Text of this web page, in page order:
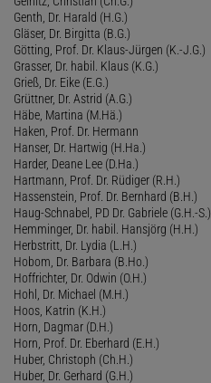
Genth, Dr. Harald (H.G.)
Gläser, Dr. Birgitta (B.G.)
Götting, Prof. Dr. Klaus-Jürgen (K.-J.G.)
Grasser, Dr. habil. Klaus (K.G.)
Grieß, Dr. Eike (E.G.)
Grüttner, Dr. Astrid (A.G.)
Häbe, Martina (M.Hä.)
Haken, Prof. Dr. Hermann
Hanser, Dr. Hartwig (H.Ha.)
Harder, Deane Lee (D.Ha.)
Hartmann, Prof. Dr. Rüdiger (R.H.)
Hassenstein, Prof. Dr. Bernhard (B.H.)
Haug-Schnabel, PD Dr. Gabriele (G.H.-S.)
Hemminger, Dr. habil. Hansjörg (H.H.)
Herbstritt, Dr. Lydia (L.H.)
Hobom, Dr. Barbara (B.Ho.)
Hoffrichter, Dr. Odwin (O.H.)
Hohl, Dr. Michael (M.H.)
Hoos, Katrin (K.H.)
Horn, Dagmar (D.H.)
Horn, Prof. Dr. Eberhard (E.H.)
Huber, Christoph (Ch.H.)
Huber, Dr. Gerhard (G.H.)